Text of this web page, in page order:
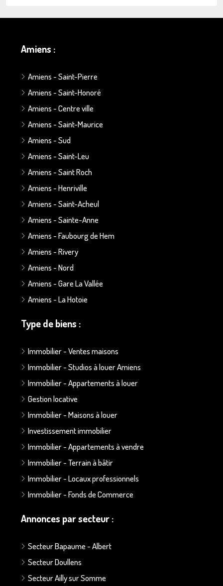
Amiens :
Amiens - Saint-Pierre
Amiens - Saint-Honoré
Amiens - Centre ville
Amiens - Saint-Maurice
Amiens - Sud
Amiens - Saint-Leu
Amiens - Saint Roch
Amiens - Henriville
Amiens - Saint-Acheul
Amiens - Sainte-Anne
Amiens - Faubourg de Hem
Amiens - Rivery
Amiens - Nord
Amiens - Gare La Vallée
Amiens - La Hotoie
Type de biens :
Immobilier - Ventes maisons
Immobilier - Studios à louer Amiens
Immobilier - Appartements à louer
Gestion locative
Immobilier - Maisons à louer
Investissement immobilier
Immobilier - Appartements à vendre
Immobilier - Terrain à bâtir
Immobilier - Locaux professionnels
Immobilier - Fonds de Commerce
Annonces par secteur :
Secteur Bapaume - Albert
Secteur Doullens
Secteur Ailly sur Somme